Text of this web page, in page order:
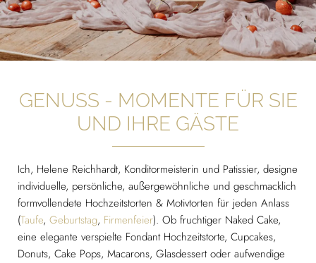
GENUSS - MOMENTE FÜR SIE
UND IHRE GÄSTE
Ich, Helene Reichhardt, Konditormeisterin und Patissier, designe
individuelle, persönliche, außergewöhnliche und geschmacklich
formvollendete Hochzeitstorten & Motivtorten für jeden Anlass
(Taufe, Geburtstag, Firmenfeier). Ob fruchtiger Naked Cake,
eine elegante verspielte Fondant Hochzeitstorte, Cupcakes,
Donuts, Cake Pops, Macarons, Glasdessert oder aufwendige